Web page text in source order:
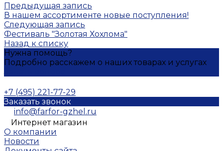
Предыдущая запись
В нашем ассортименте новые поступления!
Следующая запись
Фестиваль "Золотая Хохлома"
Назад к списку
Нужна помощь?
Подробно расскажем о наших товарах и услугах
+7 (495) 221-77-29
Заказать звонок
info@farfor-gzhel.ru
Интернет магазин
О компании
Новости